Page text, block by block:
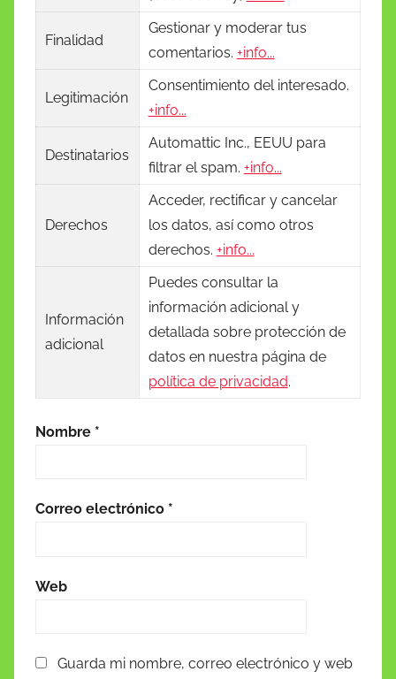
Finalidad
Gestionar y moderar tus
comentarios. +info...
Legitimación
Consentimiento del interesado.
+info...
Destinatarios
Automattic Inc., EEUU para
filtrar el spam. +info...
Derechos
Acceder, rectificar y cancelar
los datos, así como otros
derechos. +info...
Información
adicional
Puedes consultar la
información adicional y
detallada sobre protección de
datos en nuestra página de
política de privacidad.
Nombre *
Correo electrónico *
Web
Guarda mi nombre, correo electrónico y web